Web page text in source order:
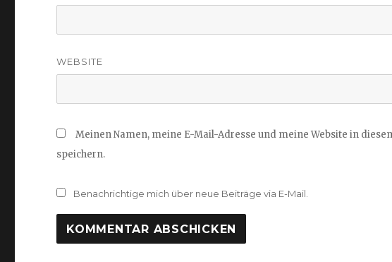
WEBSITE
Meinen Namen, meine E-Mail-Adresse und meine Website in
speichern.
Benachrichtige mich über neue Beiträge via E-Mail.